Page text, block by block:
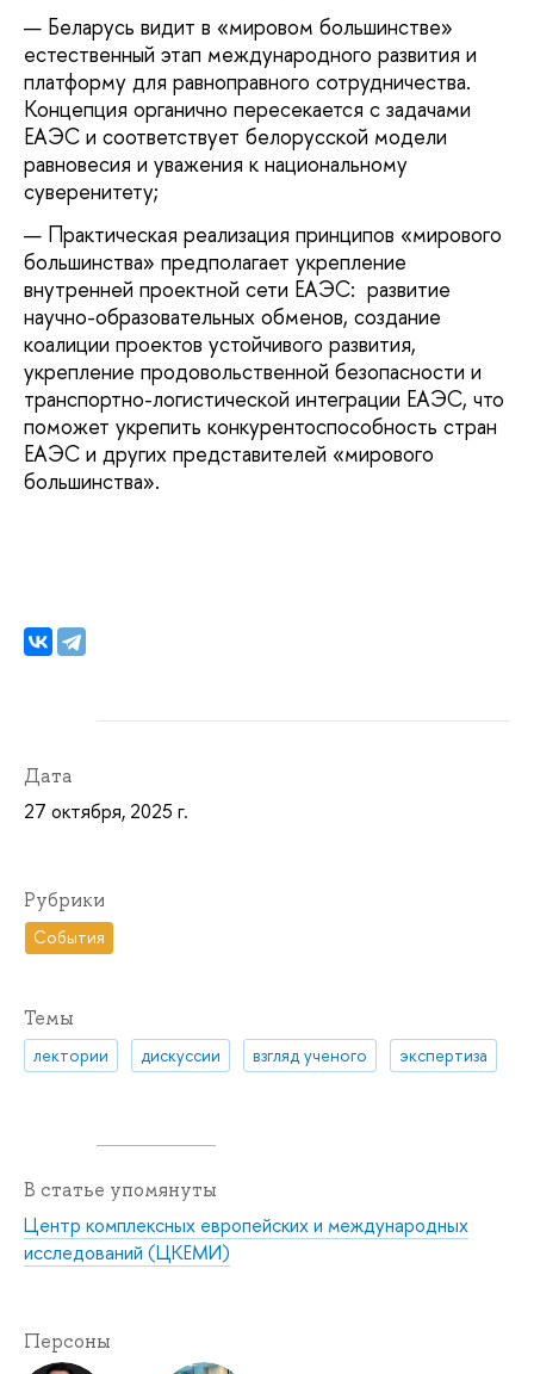
Беларусь видит в «мировом большинстве»
естественный этап международного развития и
платформу для равноправного сотрудничества.
Концепция органично пересекается с задачами
ЕАЭС и соответствует белорусской модели
равновесия и уважения к национальному
суверенитету;
Практическая реализация принципов «мирового
большинства» предполагает укрепление
внутренней проектной сети ЕАЭС: развитие
научно-образовательных обменов, создание
коалиции проектов устойчивого развития,
укрепление продовольственной безопасности и
транспортно-логистической интеграции ЕАЭС, что
поможет укрепить конкурентоспособность стран
ЕАЭС и других представителей «мирового
большинства».
Дата
27 октября, 2025 г.
Рубрики
События
Темы
лектории дискуссии взгляд ученого экспертиза
В статье упомянуты
Центр комплексных европейских и международных
исследований (ЦКЕМИ)
Персоны